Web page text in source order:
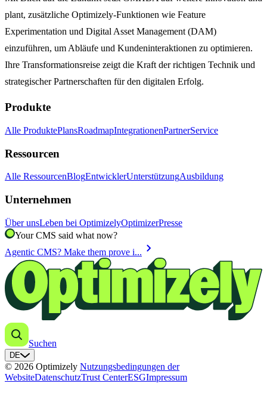
plant, zusätzliche Optimizely-Funktionen wie Feature
Experimentation und Digital Asset Management (DAM)
einzuführen, um Abläufe und Kundeninteraktionen zu optimieren.
Ihre Transformationsreise zeigt die Kraft der richtigen Technik und
strategischer Partnerschaften für den digitalen Erfolg.
Produkte
Alle ProduktePlansRoadmapIntegrationenPartnerService
Ressourcen
Alle RessourcenBlogEntwicklerUnterstützungAusbildung
Unternehmen
Über unsLeben bei OptimizelyOptimizerPresse
Your CMS said what now?
Agentic CMS? Make them prove i... chevron_right
Suchen
DE
© 2026 Optimizely Nutzungsbedingungen der
WebsiteDatenschutzTrust CenterESGImpressum